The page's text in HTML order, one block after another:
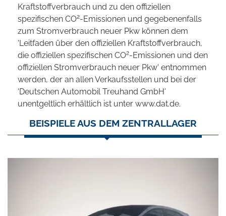
Kraftstoffverbrauch und zu den offiziellen
spezifischen CO2-Emissionen und gegebenenfalls
zum Stromverbrauch neuer Pkw können dem
'Leitfaden über den offiziellen Kraftstoffverbrauch,
die offiziellen spezifischen CO2-Emissionen und den
offiziellen Stromverbrauch neuer Pkw' entnommen
werden, der an allen Verkaufsstellen und bei der
'Deutschen Automobil Treuhand GmbH'
unentgeltlich erhältlich ist unter www.dat.de.
BEISPIELE AUS DEM ZENTRALLAGER